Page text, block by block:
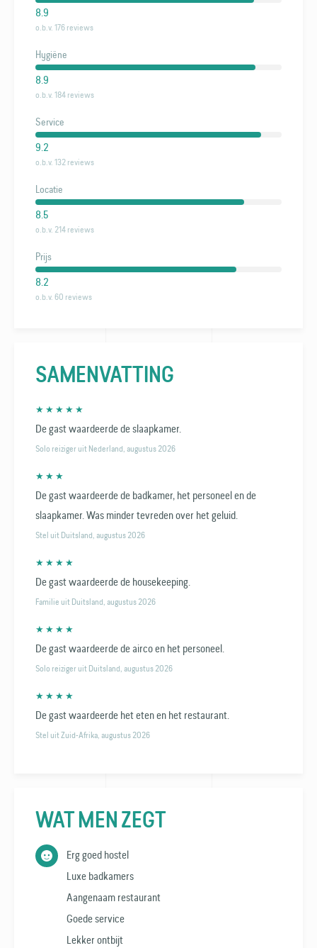
8.9
o.b.v. 176 reviews
Hygiëne
8.9
o.b.v. 184 reviews
Service
9.2
o.b.v. 132 reviews
Locatie
8.5
o.b.v. 214 reviews
Prijs
8.2
o.b.v. 60 reviews
SAMENVATTING
★ ★ ★ ★ ★
De gast waardeerde de slaapkamer.
Solo reiziger uit Nederland, augustus 2026
★ ★ ★
De gast waardeerde de badkamer, het personeel en de
slaapkamer. Was minder tevreden over het geluid.
Stel uit Duitsland, augustus 2026
★ ★ ★ ★
De gast waardeerde de housekeeping.
Familie uit Duitsland, augustus 2026
★ ★ ★ ★
De gast waardeerde de airco en het personeel.
Solo reiziger uit Duitsland, augustus 2026
★ ★ ★ ★
De gast waardeerde het eten en het restaurant.
Stel uit Zuid-Afrika, augustus 2026
WAT MEN ZEGT
Erg goed hostel
Luxe badkamers
Aangenaam restaurant
Goede service
Lekker ontbijt